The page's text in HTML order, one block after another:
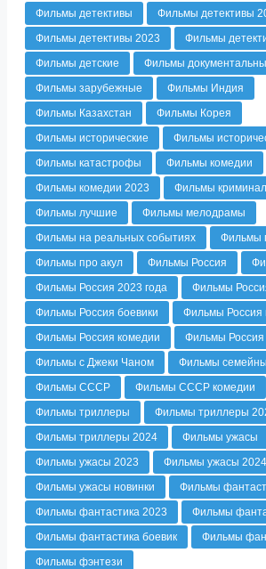
Фильмы детективы
Фильмы детективы
Фильмы детективы 2023
Фильмы
Фильмы детские
Фильмы
Фильмы зарубежные
Фильмы Индия
Фильмы Казахстан
Фильмы Корея
Фильмы исторические
Фильмы
Фильмы катастрофы
Фильмы комедии
Фильмы комедии 2023
Фильмы криминал
Фильмы лучшие
Фильмы мелодрамы
Фильмы на реальных событиях
Фильмы
Фильмы про акул
Фильмы Россия
Фильмы Россия 2023 года
Фильмы
Фильмы Россия боевики
Фильмы Россия
Фильмы Россия комедии
Фильмы
Фильмы с Джеки Чаном
Фильмы
Фильмы СССР
Фильмы СССР комедии
Фильмы триллеры
Фильмы триллеры
Фильмы триллеры 2024
Фильмы ужасы
Фильмы ужасы 2023
Фильмы ужасы 2024
Фильмы ужасы новинки
Фильмы
Фильмы фантастика 2023
Фильмы
Фильмы фантастика боевик
Фильмы
Фильмы фэнтези